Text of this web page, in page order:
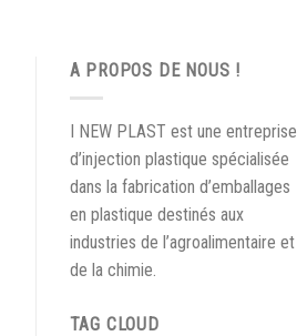
A PROPOS DE NOUS !
I NEW PLAST est une entreprise
d’injection plastique spécialisée
dans la fabrication d’emballages
en plastique destinés aux
industries de l’agroalimentaire et
de la chimie.
TAG CLOUD